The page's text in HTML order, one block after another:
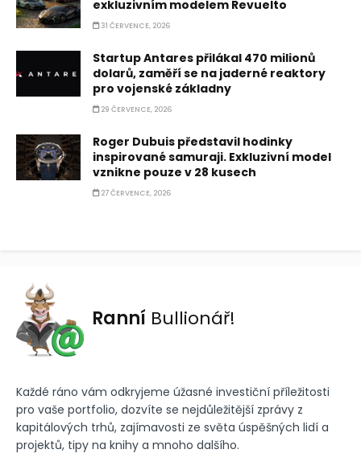
exkluzivním modelem Revuelto
31 ČERVENCE, 2026
Startup Antares přilákal 470 milionů
dolarů, zaměří se na jaderné reaktory
pro vojenské základny
29 ČERVENCE, 2026
Roger Dubuis představil hodinky
inspirované samuraji. Exkluzivní model
vznikne pouze v 28 kusech
27 ČERVENCE, 2026
Ranní Bullionář!
Každé ráno vám odkryjeme úžasné investiční příležitosti
pro vaše portfolio, dozvíte se nejdůležitější zprávy z
kapitálových trhů, zajímavosti ze světa úspěšných lidí a
projektů, tipy na knihy a mnoho dalšího.